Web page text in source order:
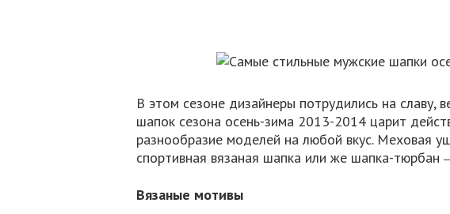
В этом сезоне дизайнеры потрудились на славу,
шапок сезона осень-зима 2013-2014 царит
разнообразие моделей на любой вкус. Меховая
спортивная вязаная шапка или же шапка-тюрбан –
Вязаные мотивы